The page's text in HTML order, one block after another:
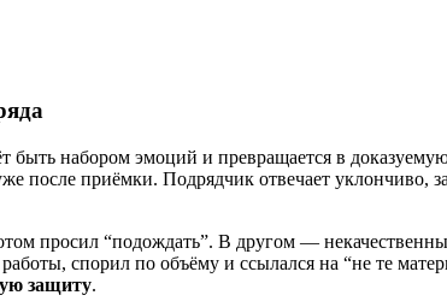
быть набором эмоций и превращается в
после приёмки. Подрядчик отвечает уклончиво,
просил “подождать”. В другом —
спорил по объёму и ссылался на “не те
защиту.